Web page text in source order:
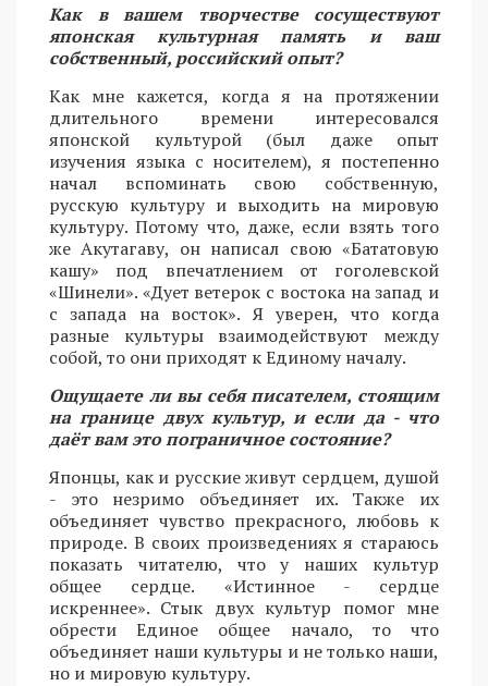
Как в вашем творчестве сосуществуют
японская культурная память и ваш
собственный, российский опыт?
Как мне кажется, когда я на протяжении
длительного времени интересовался
японской культурой (был даже опыт
изучения языка с носителем), я постепенно
начал вспоминать свою собственную,
русскую культуру и выходить на мировую
культуру. Потому что, даже, если взять того
же Акутагаву, он написал свою «Бататовую
кашу» под впечатлением от гоголевской
«Шинели». «Дует ветерок с востока на запад и
с запада на восток». Я уверен, что когда
разные культуры взаимодействуют между
собой, то они приходят к Единому началу.
Ощущаете ли вы себя писателем, стоящим
на границе двух культур, и если да - что
даёт вам это пограничное состояние?
Японцы, как и русские живут сердцем, душой
- это незримо объединяет их. Также их
объединяет чувство прекрасного, любовь к
природе. В своих произведениях я стараюсь
показать читателю, что у наших культур
общее сердце. «Истинное - сердце
искреннее». Стык двух культур помог мне
обрести Единое общее начало, то что
объединяет наши культуры и не только наши,
но и мировую культуру.